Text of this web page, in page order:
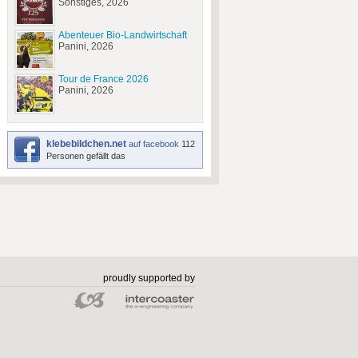
Sonstiges, 2026
Abenteuer Bio-Landwirtschaft
Panini, 2026
Tour de France 2026
Panini, 2026
klebebildchen.netauf facebook 112
Personen gefällt das
proudly supported by